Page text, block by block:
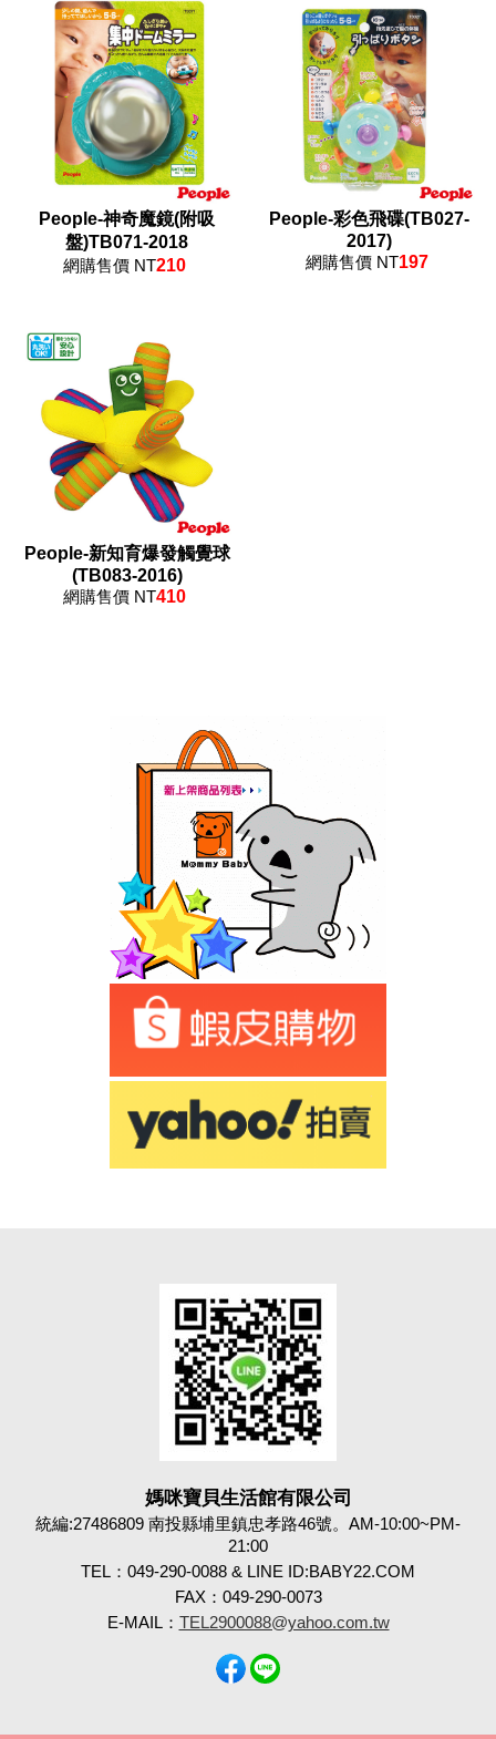
People-神奇魔鏡(附吸
盤)TB071-2018
網購售價 NT210
People-彩色飛碟(TB027-
2017)
網購售價 NT197
People-新知育爆發觸覺球
(TB083-2016)
網購售價 NT410
媽咪寶貝生活館有限公司
統編:27486809 南投縣埔里鎮忠孝路46號。AM-10:00~PM-
21:00
TEL：049-290-0088 & LINE ID:BABY22.COM
FAX：049-290-0073
E-MAIL： TEL2900088@yahoo.com.tw